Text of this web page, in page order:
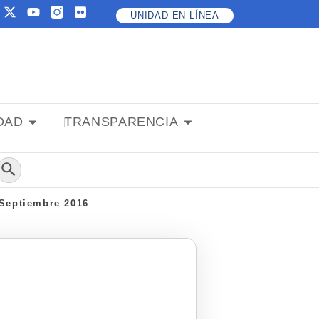
UNIDAD EN
LÍNEA
TRANSPARENCIA
de búsqueda
2016